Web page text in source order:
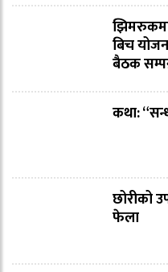
बिच
बैठक
कथा:
छोरीको
फेला